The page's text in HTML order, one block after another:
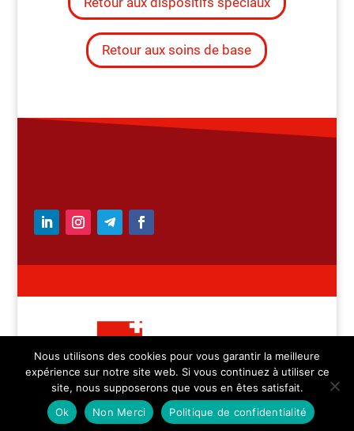
Retour aux soins de base
– Medicica Sàrl – tous
droits réservés
Nous utilisons des cookies pour vous garantir la meilleure
expérience sur notre site web. Si vous continuez à utiliser ce
site, nous supposerons que vous en êtes satisfait.
Ok
Non Merci Politique de confidentialité